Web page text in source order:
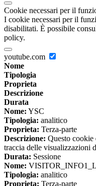
Cookie necessari per il
I cookie necessari per il
disabilitati. È possibile
policy.
youtube.com
Nome
Tipologia
Proprieta
Descrizione
Durata
Nome: YSC
Tipologia: analitico
Proprieta: Terza-parte
Descrizione: Questo cookie
traccia delle visualizzazioni
Durata: Sessione
Nome:
Tipologia: analitico
Proprieta: Terza-parte